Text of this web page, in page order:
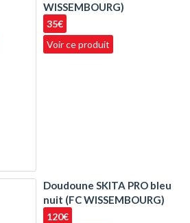
WISSEMBOURG)
35€
Voir ce produit
Doudoune SKITA PRO bleu
nuit (FC WISSEMBOURG)
120€